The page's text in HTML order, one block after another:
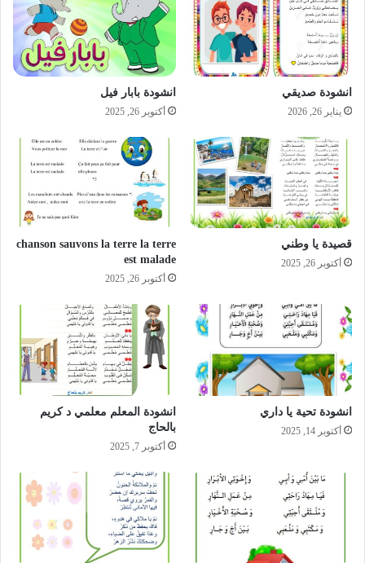
انشودة صديقي
يناير 26, 2026
انشودة بابار فيل
أكتوبر 26, 2025
قصيدة يا وطني
أكتوبر 26, 2025
chanson sauvons la terre la terre
est malade
أكتوبر 26, 2025
انشودة تحية يا داري
أكتوبر 14, 2025
انشودة المعلم معلمي د كريم
بالحاج
أكتوبر 7, 2025